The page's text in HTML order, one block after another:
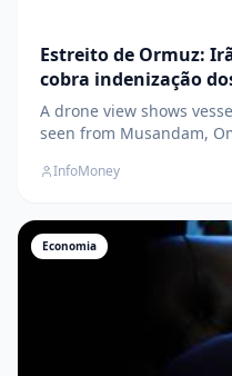
Estreito de Ormuz:
cobra indenização
A drone view shows
seen from Musandam,
" data-large-
eua-
InfoMoney
Economia